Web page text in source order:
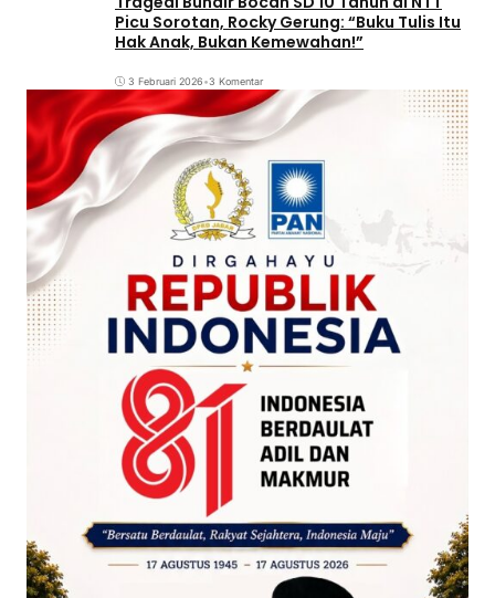
Picu Sorotan, Rocky Gerung: “Buku Tulis Itu
Hak Anak, Bukan Kemewahan!”
3 Februari 2026•3 Komentar